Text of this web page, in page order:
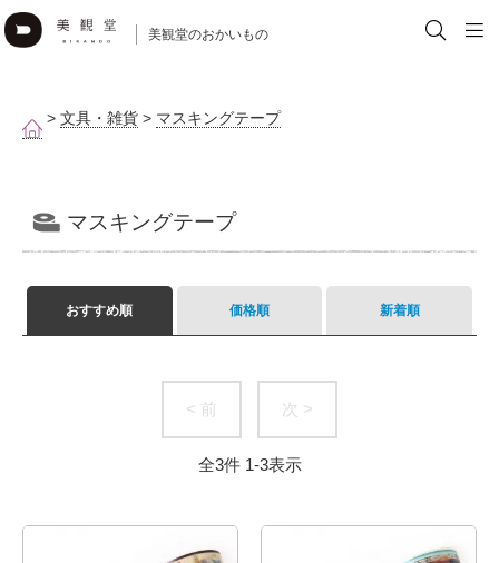
美観堂のおかいもの
> 文具・雑貨 > マスキングテープ
マスキングテープ
おすすめ順 価格順 新着順
< 前 次 >
全3件 1-3表示